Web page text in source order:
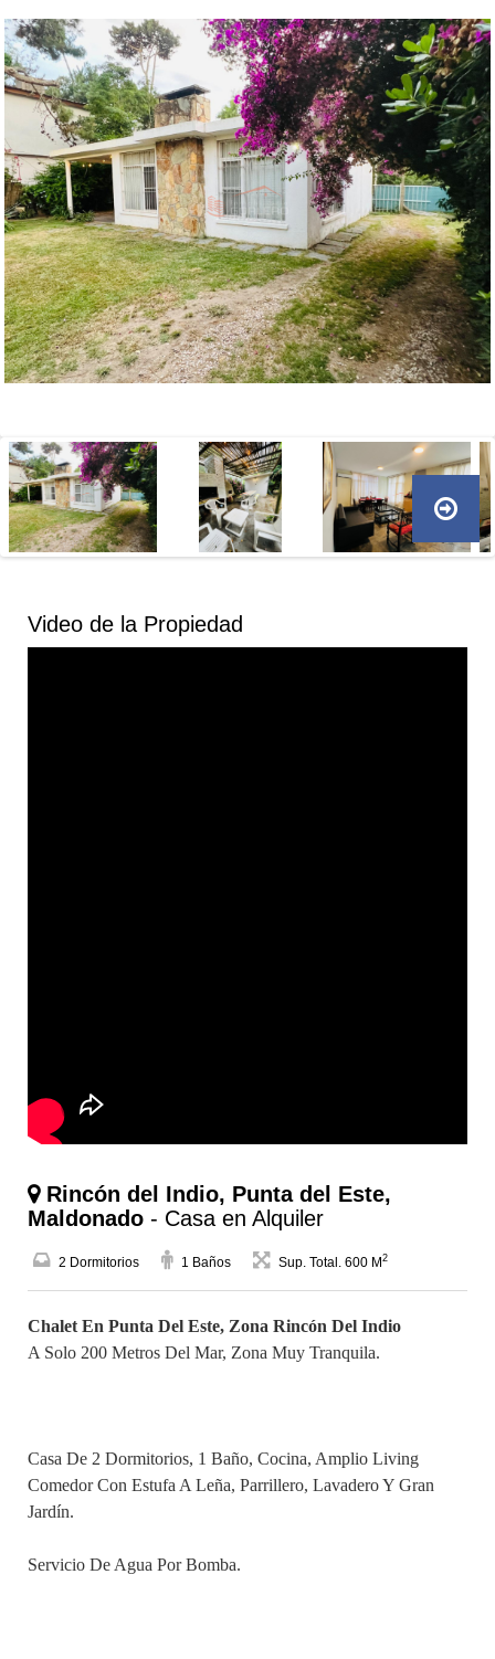
Video de la Propiedad
Rincón del Indio, Punta del Este,
Maldonado - Casa en Alquiler
2 Dormitorios 1 Baños Sup. Total. 600 M2
Chalet En Punta Del Este, Zona Rincón Del Indio
A Solo 200 Metros Del Mar, Zona Muy Tranquila.
Casa De 2 Dormitorios, 1 Baño, Cocina, Amplio Living
Comedor Con Estufa A Leña, Parrillero, Lavadero Y Gran
Jardín.
Servicio De Agua Por Bomba.